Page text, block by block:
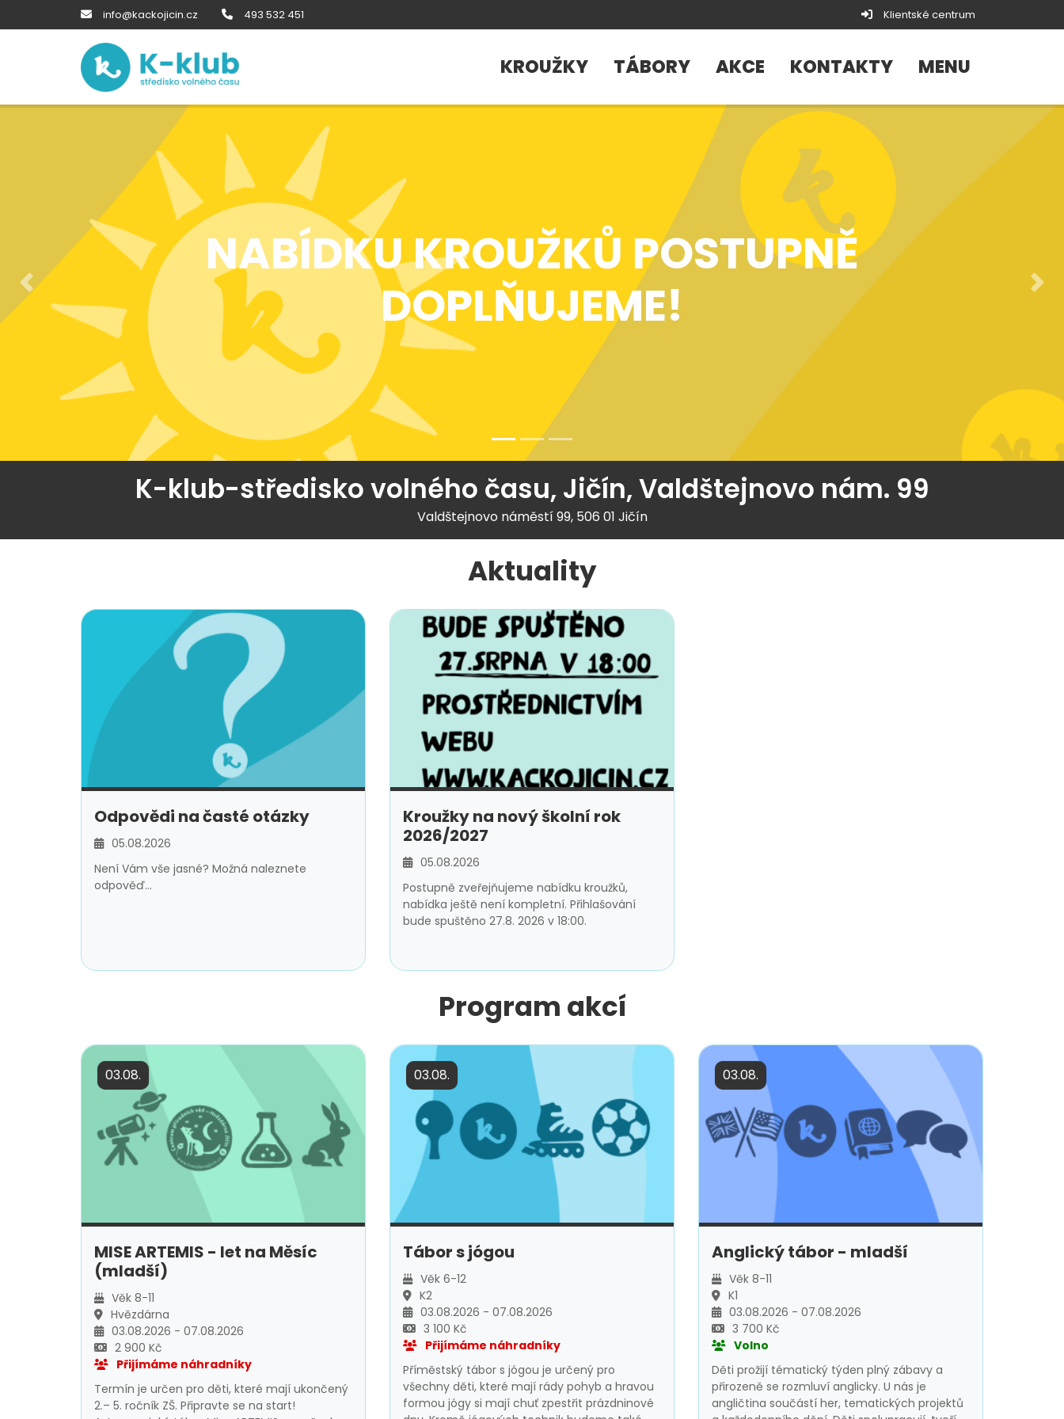
info@kackojicin.cz 493 532 451 Klientské centrum
KROUŽKY TÁBORY AKCE KONTAKTY MENU
NABÍDKU KROUŽKŮ POSTUPNĚ
DOPLŇUJEME!
Předchozí Další
K-klub-středisko volného času, Jičín, Valdštejnovo nám. 99
Valdštejnovo náměstí 99, 506 01 Jičín
Aktuality
Odpovědi na časté otázky
05.08.2026
Není Vám vše jasné? Možná naleznete
odpověď...
Kroužky na nový školní rok
2026/2027
05.08.2026
Postupně zveřejňujeme nabídku kroužků,
nabídka ještě není kompletní. Přihlašování
bude spuštěno 27.8. 2026 v 18:00.
Program akcí
03.08.
MISE ARTEMIS - let na Měsíc
(mladší)
Věk 8-11
Hvězdárna
03.08.2026 - 07.08.2026
2 900 Kč
Přijímáme náhradníky
Termín je určen pro děti, které mají ukončený
2.– 5. ročník ZŠ. Připravte se na start!
03.08.
Tábor s jógou
Věk 6-12
K2
03.08.2026 - 07.08.2026
3 100 Kč
Přijímáme náhradníky
Příměstský tábor s jógou je určený pro
všechny děti, které mají rády pohyb a hravou
formou jógy si mají chuť zpestřit prázdninové
03.08.
Anglický tábor - mladší
Věk 8-11
K1
03.08.2026 - 07.08.2026
3 700 Kč
Volno
Děti prožijí tématický týden plný zábavy a
přirozeně se rozmluví anglicky. U nás je
angličtina součástí her, tematických projektů